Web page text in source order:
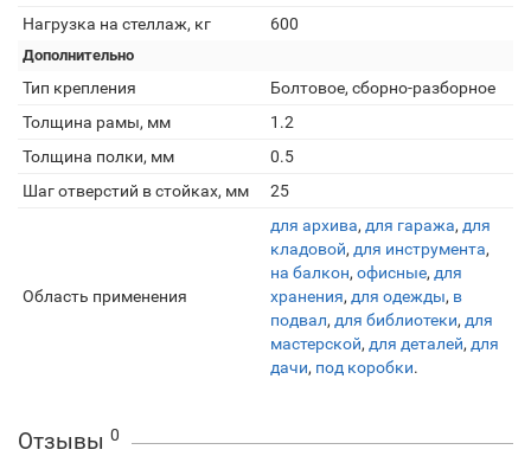
Нагрузка на стеллаж, кг
600
Дополнительно
Тип крепления
Болтовое, сборно-разборное
Толщина рамы, мм
1.2
Толщина полки, мм
0.5
Шаг отверстий в стойках, мм
25
Область применения
для архива, для гаража, для
кладовой, для инструмента,
на балкон, офисные, для
хранения, для одежды, в
подвал, для библиотеки, для
мастерской, для деталей, для
дачи, под коробки.
Отзывы 0